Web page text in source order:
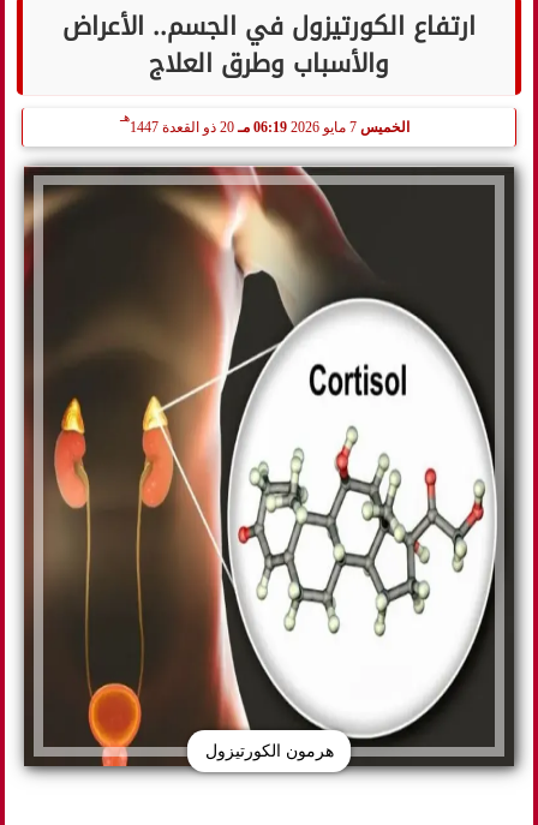
ارتفاع الكورتيزول في الجسم.. الأعراض
والأسباب وطرق العلاج
الخميس 7 مايو 2026 06:19 مـ 20 ذو القعدة 1447
هـ
هرمون الكورتيزول